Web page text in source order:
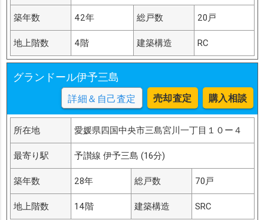
築年数 42年 総戸数 20戸
地上階数 4階 建築構造 RC
グランドール伊予三島
詳細＆自己査定 売却査定 購入相談
所在地 愛媛県四国中央市三島宮川一丁目１０ー４
最寄り駅 予讃線 伊予三島 (16分)
築年数 28年 総戸数 70戸
地上階数 14階 建築構造 SRC